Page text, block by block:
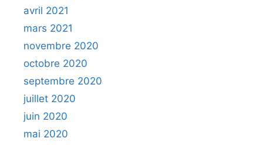
avril 2021
mars 2021
novembre 2020
octobre 2020
septembre 2020
juillet 2020
juin 2020
mai 2020